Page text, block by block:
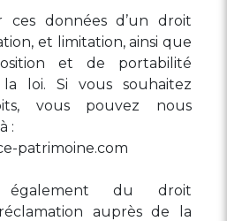
ces données d’un droit
et limitation, ainsi que
et de portabilité
loi. Si vous souhaitez
vous pouvez nous
:
patrimoine.com
également du droit
auprès de la